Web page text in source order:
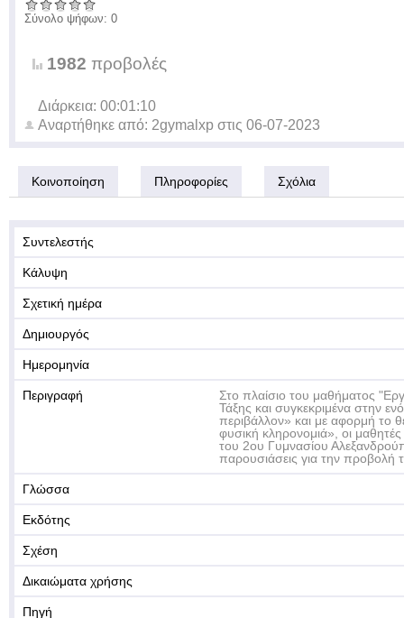
Σύνολο ψήφων: 0
1982 προβολές
Διάρκεια: 00:01:10
Αναρτήθηκε από: 2gymalxp στις 06-07-2023
Κοινοποίηση Πληροφορίες Σχόλια
Συντελεστής
Κάλυψη
Σχετική ημέρα
Δημιουργός
Ημερομηνία
Περιγραφή
Στο πλαίσιο του μαθήματος
Τάξης και συγκεκριμένα στην
περιβάλλον» και με αφορμή το
φυσική κληρονομιά», οι
του 2ου Γυμνασίου
παρουσιάσεις για την προβολή
Γλώσσα
Εκδότης
Σχέση
Δικαιώματα χρήσης
Πηγή